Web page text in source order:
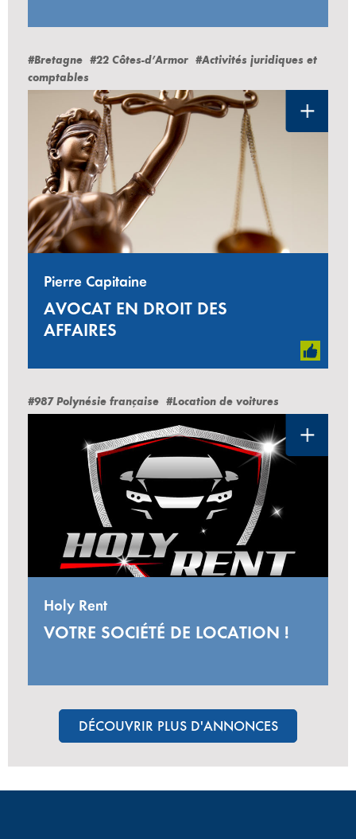
#Bretagne #22 Côtes-d’Armor #Activités juridiques et
comptables
Pierre Capitaine
AVOCAT EN DROIT DES
AFFAIRES
#987 Polynésie française #Location de voitures
Holy Rent
VOTRE SOCIÉTÉ DE LOCATION !
DÉCOUVRIR PLUS D'ANNONCES